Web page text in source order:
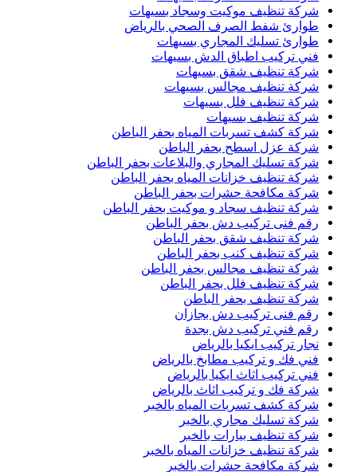
شركة تنظيف موكيت وسجاد بسيهات
طوارئ شفط الصرف الصحي بالرياض
طوارئ تسليك المجاري بسيهات
فني تركيب اطباق الدش بسيهات
شركة تنظيف شقق بسيهات
شركة تنظيف مجالس بسيهات
شركة تنظيف فلل بسيهات
شركة تنظيف بسيهات
شركة كشف تسربات المياه بحفر الباطن
شركة عزل اسطح بحفر الباطن
شركة تسليك المجاري والبلاعات بحفر الباطن
شركة تنظيف خزانات المياه بحفر الباطن
شركة مكافحة حشرات بحفر الباطن
شركة تنظيف سجاد و موكيت بحفر الباطن
رقم فنى تركيب دش بحفر الباطن
شركة تنظيف شقق بحفر الباطن
شركة تنظيف كنب بحفر الباطن
شركة تنظيف مجالس بحفر الباطن
شركة تنظيف فلل بحفر الباطن
شركة تنظيف بحفر الباطن
رقم فنى تركيب دش بجازان
رقم فني تركيب دش بجدة
نجار تركيب ايكيا بالرياض
فني فك و تركيب مطابخ بالرياض
فني تركيب اثاث ايكيا بالرياض
شركة فك و تركيب اثاث بالرياض
شركة كشف تسربات المياه بالخبر
شركة تسليك مجاري بالخبر
شركة تنظيف بيارات بالخبر
شركة تنظيف خزانات المياه بالخبر
شركة مكافحة حشرات بالخبر